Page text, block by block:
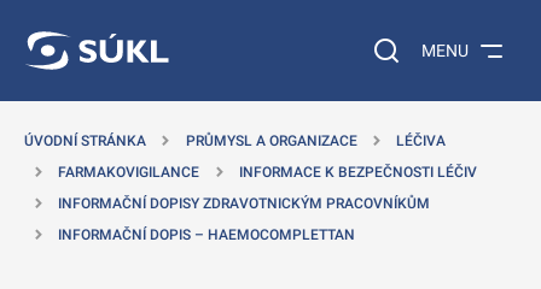
Vyhledávání na
MENU
ÚVODNÍ STRÁNKA PRŮMYSL A ORGANIZACE
LÉČIVA
FARMAKOVIGILANCE
INFORMACE K BEZPEČNOSTI LÉČIV
INFORMAČNÍ DOPISY ZDRAVOTNICKÝM PRACOVNÍKŮM
INFORMAČNÍ DOPIS – HAEMOCOMPLETTAN